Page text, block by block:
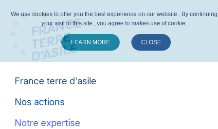
France terre d'asile
Nos actions
Notre expertise
We use cookies to offer you the best experience on our website . By continuing
your visit to this site , you agree to makes use of cookie.
LEARN MORE CLOSE